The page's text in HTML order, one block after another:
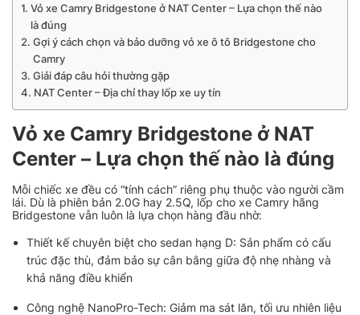
Vỏ xe Camry Bridgestone ở NAT Center – Lựa chọn thế nào
là đúng
Gợi ý cách chọn và bảo dưỡng vỏ xe ô tô Bridgestone cho
Camry
Giải đáp câu hỏi thường gặp
NAT Center – Địa chỉ thay lốp xe uy tín
Vỏ xe Camry Bridgestone ở NAT
Center – Lựa chọn thế nào là đúng
Mỗi chiếc xe đều có “tính cách” riêng phụ thuộc vào người cầm
lái. Dù là phiên bản 2.0G hay 2.5Q, lốp cho xe Camry hãng
Bridgestone vẫn luôn là lựa chọn hàng đầu nhờ:
Thiết kế chuyên biệt cho sedan hạng D: Sản phẩm có cấu
trúc đặc thù, đảm bảo sự cân bằng giữa độ nhẹ nhàng và
khả năng điều khiển
Công nghệ NanoPro-Tech: Giảm ma sát lăn, tối ưu nhiên liệu